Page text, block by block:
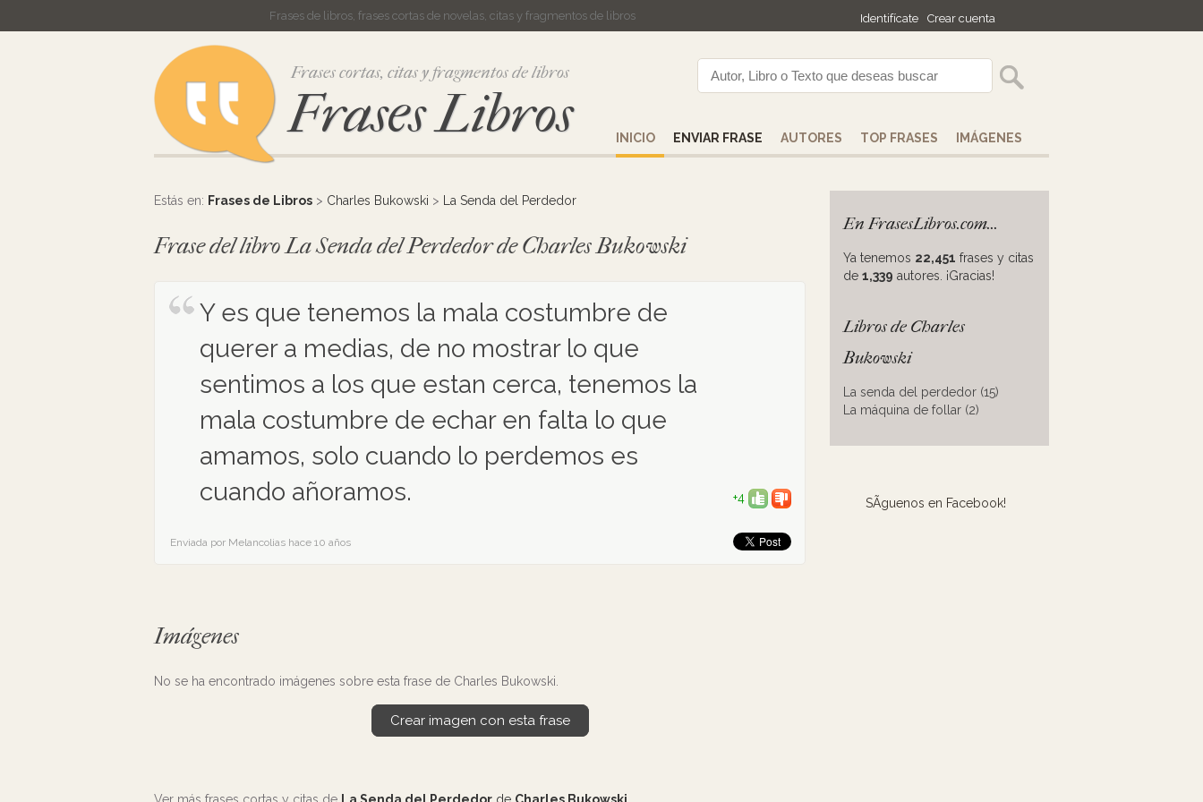
Identifícate Crear cuenta
Frases de libros, frases cortas de novelas, citas y fragmentos de libros
Frases cortas, citas y fragmentos de libros
Frases Libros INICIO ENVIAR FRASE AUTORES TOP FRASES IMÁGENES
Estás en: Frases de Libros > Charles Bukowski > La Senda del Perdedor
Frase del libro La Senda del Perdedor de Charles Bukowski
Y es que tenemos la mala costumbre de
querer a medias, de no mostrar lo que
sentimos a los que estan cerca, tenemos la
mala costumbre de echar en falta lo que
amamos, solo cuando lo perdemos es
cuando añoramos.
+4
Enviada por Melancolias hace 10 años
Imágenes
No se ha encontrado imágenes sobre esta frase de Charles Bukowski.
Crear imagen con esta frase
En FrasesLibros.com...
Ya tenemos 22,451 frases y citas
de 1,339 autores. ¡Gracias!
Libros de Charles
Bukowski
La senda del perdedor (15)
La máquina de follar (2)
SÃ­guenos en Facebook!